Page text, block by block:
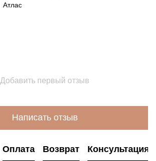
Атлас
Добавить первый отзыв
Написать отзыв
Оплата Возврат Консультация